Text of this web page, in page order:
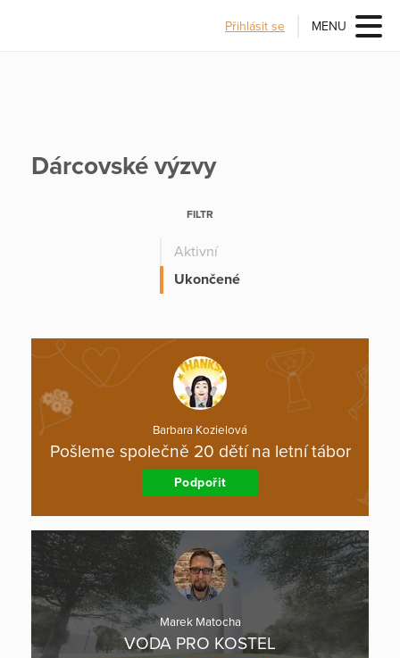
Přihlásit se MENU
Dárcovské výzvy
FILTR
Aktivní
Ukončené
Barbara Kozielová
Pošleme společně 20 dětí na letní tábor
Podpořit
Marek Matocha
VODA PRO KOSTEL